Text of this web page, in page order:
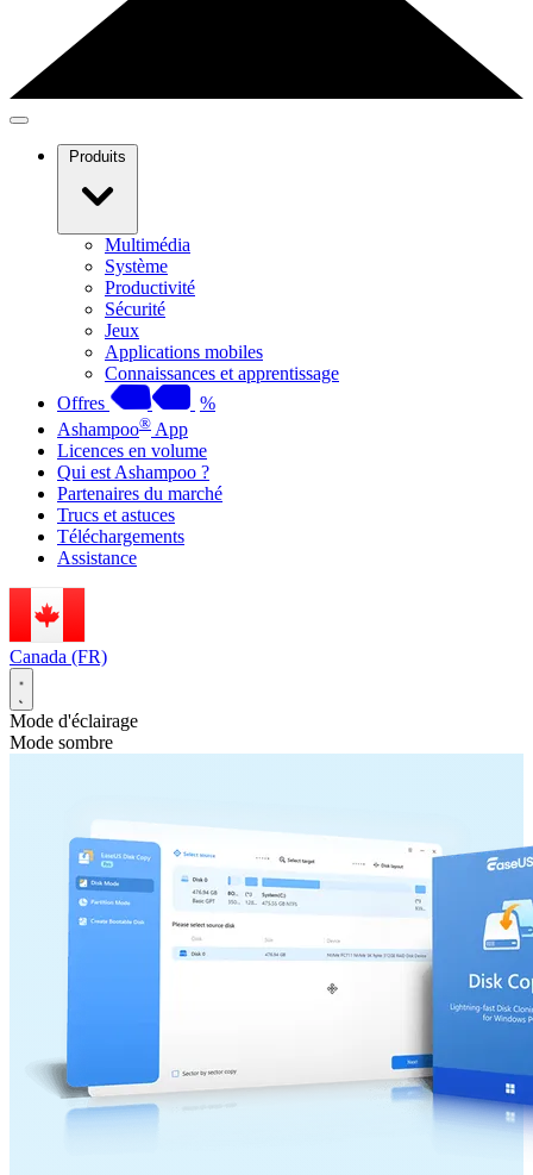
Produits
Multimédia
Système
Productivité
Sécurité
Jeux
Applications mobiles
Connaissances et apprentissage
Offres
%
Ashampoo® App
Licences en volume
Qui est Ashampoo ?
Partenaires du marché
Trucs et astuces
Téléchargements
Assistance
Canada (FR)
Mode d'éclairage
Mode sombre